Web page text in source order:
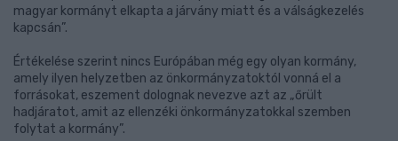
magyar kormányt elkapta a járvány miatt és a válságkezelés
kapcsán”.
Értékelése szerint nincs Európában még egy olyan kormány,
amely ilyen helyzetben az önkormányzatoktól vonná el a
forrásokat, eszement dolognak nevezve azt az „őrült
hadjáratot, amit az ellenzéki önkormányzatokkal szemben
folytat a kormány”.